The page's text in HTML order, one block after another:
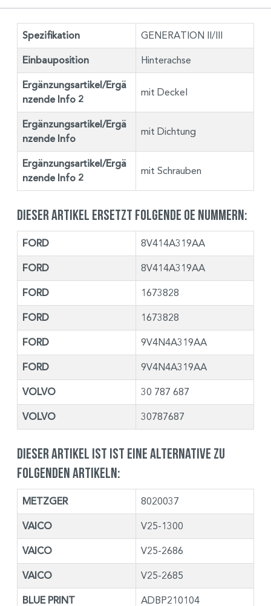
Spezifikation GENERATION II/III
Einbauposition Hinterachse
Ergänzungsartikel/Ergä
nzende Info 2
mit Deckel
Ergänzungsartikel/Ergä
nzende Info
mit Dichtung
Ergänzungsartikel/Ergä
nzende Info 2
mit Schrauben
Dieser Artikel ersetzt folgende OE Nummern:
FORD 8V414A319AA
FORD 8V414A319AA
FORD 1673828
FORD 1673828
FORD 9V4N4A319AA
FORD 9V4N4A319AA
VOLVO 30 787 687
VOLVO 30787687
Dieser Artikel ist ist eine Alternative zu
folgenden Artikeln:
METZGER 8020037
VAICO V25-1300
VAICO V25-2686
VAICO V25-2685
BLUE PRINT ADBP210104